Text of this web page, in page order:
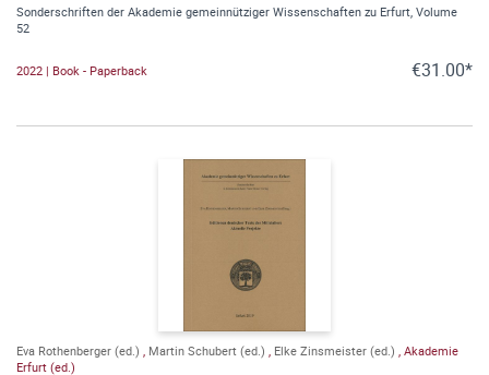
Sonderschriften der Akademie gemeinnütziger Wissenschaften zu Erfurt, Volume
52
2022 | Book - Paperback €31.00*
Eva Rothenberger (ed.) , Martin Schubert (ed.) , Elke Zinsmeister (ed.) , Akademie
Erfurt (ed.)